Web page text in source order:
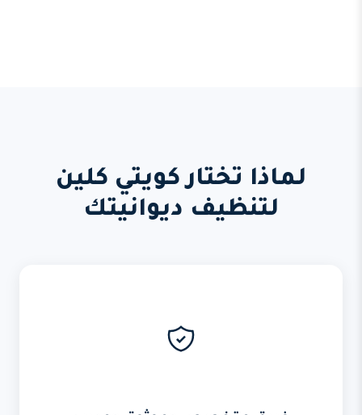
لماذا تختار كويتي كلين
لتنظيف ديوانيتك